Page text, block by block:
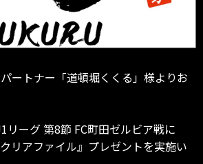
ートナー「道頓堀くくる」様よりお
リーグ 第8節 FC町田ゼルビア戦に
リアファイル』プレゼントを実施い